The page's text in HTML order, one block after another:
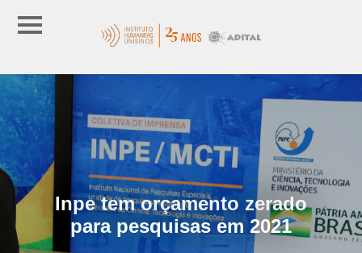
Inpe tem orçamento zerado
para pesquisas em 2021